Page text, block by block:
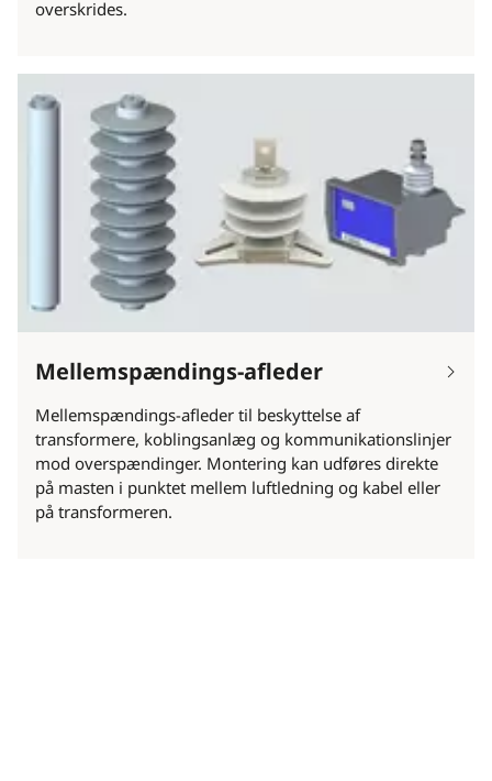
overskrides.
Mellemspændings-afleder
Mellemspændings-afleder til beskyttelse af
transformere, koblingsanlæg og kommunikationslinjer
mod overspændinger. Montering kan udføres direkte
på masten i punktet mellem luftledning og kabel eller
på transformeren.